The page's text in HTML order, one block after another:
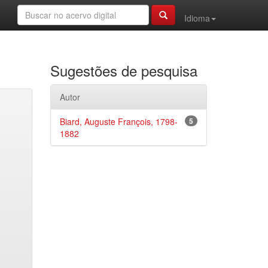
Idioma
Sugestões de pesquisa
Autor
5
Biard, Auguste François, 1798-
1882